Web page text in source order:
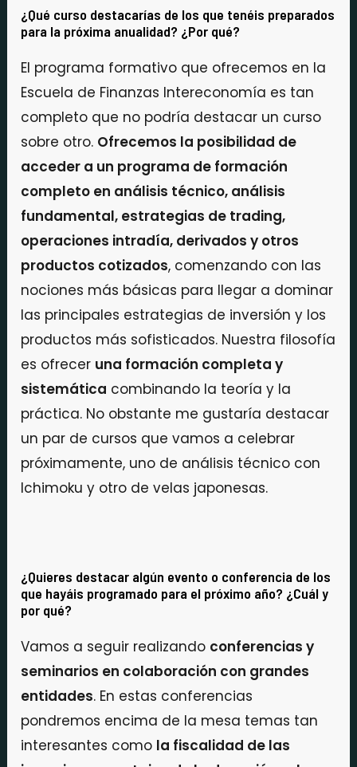
¿Qué curso destacarías de los que tenéis preparados
para la próxima anualidad? ¿Por qué?
El programa formativo que ofrecemos en la
Escuela de Finanzas Intereconomía es tan
completo que no podría destacar un curso
sobre otro. Ofrecemos la posibilidad de
acceder a un programa de formación
completo en análisis técnico, análisis
fundamental, estrategias de trading,
operaciones intradía, derivados y otros
productos cotizados, comenzando con las
nociones más básicas para llegar a dominar
las principales estrategias de inversión y los
productos más sofisticados. Nuestra filosofía
es ofrecer una formación completa y
sistemática combinando la teoría y la
práctica. No obstante me gustaría destacar
un par de cursos que vamos a celebrar
próximamente, uno de análisis técnico con
Ichimoku y otro de velas japonesas.
¿Quieres destacar algún evento o conferencia de los
que hayáis programado para el próximo año? ¿Cuál y
por qué?
Vamos a seguir realizando conferencias y
seminarios en colaboración con grandes
entidades. En estas conferencias
pondremos encima de la mesa temas tan
interesantes como la fiscalidad de las